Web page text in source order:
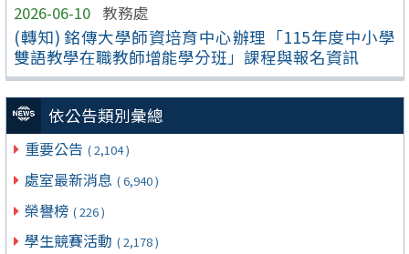
2026-06-10 教務處
(轉知) 銘傳大學師資培育中心辦理「115年度中小學
雙語教學在職教師增能學分班」課程與報名資訊
依公告類別彙總
重要公告 ( 2,104 )
處室最新消息 ( 6,940 )
榮譽榜 ( 226 )
學生競賽活動 ( 2,178 )